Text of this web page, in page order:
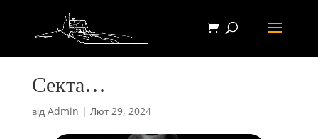
Секта…
від Admin | Лют 29, 2024